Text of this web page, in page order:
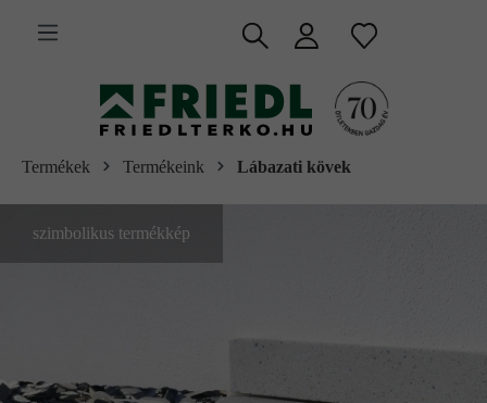
tartalomra
Termékek Termékeink Lábazati kövek
szimbolikus termékkép